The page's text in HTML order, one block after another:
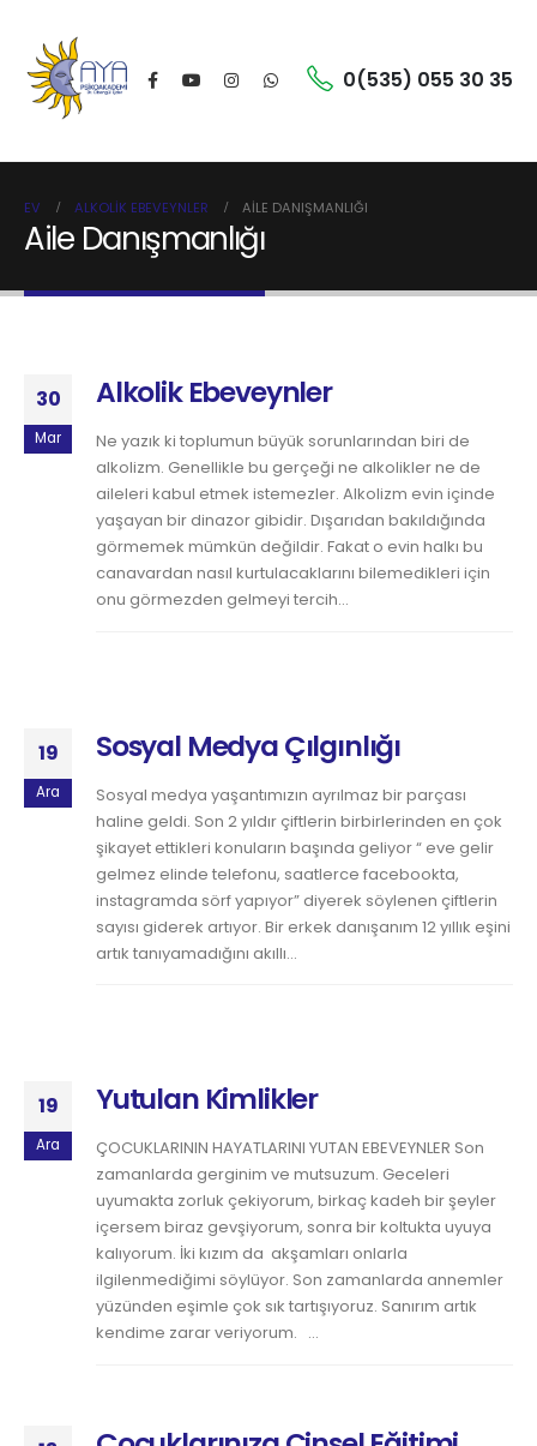
0(535) 055 30 35
EV ALKOLIK EBEVEYNLER AILE DANIŞMANLIĞI
Aile Danışmanlığı
30
Mar
Alkolik Ebeveynler
Ne yazık ki toplumun büyük sorunlarından biri de
alkolizm. Genellikle bu gerçeği ne alkolikler ne de
aileleri kabul etmek istemezler. Alkolizm evin içinde
yaşayan bir dinazor gibidir. Dışarıdan bakıldığında
görmemek mümkün değildir. Fakat o evin halkı bu
canavardan nasıl kurtulacaklarını bilemedikleri için
onu görmezden gelmeyi tercih...
19
Ara
Sosyal Medya Çılgınlığı
Sosyal medya yaşantımızın ayrılmaz bir parçası
haline geldi. Son 2 yıldır çiftlerin birbirlerinden en çok
şikayet ettikleri konuların başında geliyor “ eve gelir
gelmez elinde telefonu, saatlerce facebookta,
instagramda sörf yapıyor” diyerek söylenen çiftlerin
sayısı giderek artıyor. Bir erkek danışanım 12 yıllık eşini
artık tanıyamadığını akıllı...
19
Ara
Yutulan Kimlikler
ÇOCUKLARININ HAYATLARINI YUTAN EBEVEYNLER Son
zamanlarda gerginim ve mutsuzum. Geceleri
uyumakta zorluk çekiyorum, birkaç kadeh bir şeyler
içersem biraz gevşiyorum, sonra bir koltukta uyuya
kalıyorum. İki kızım da akşamları onlarla
ilgilenmediğimi söylüyor. Son zamanlarda annemler
yüzünden eşimle çok sık tartışıyoruz. Sanırım artık
kendime zarar veriyorum. ...